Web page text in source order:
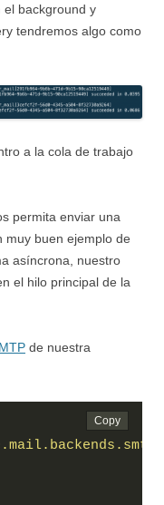
el background y
tendremos algo como
a la cola de trabajo
permita enviar una
muy buen ejemplo de
asíncrona, nuestro
el hilo principal de la
de nuestra